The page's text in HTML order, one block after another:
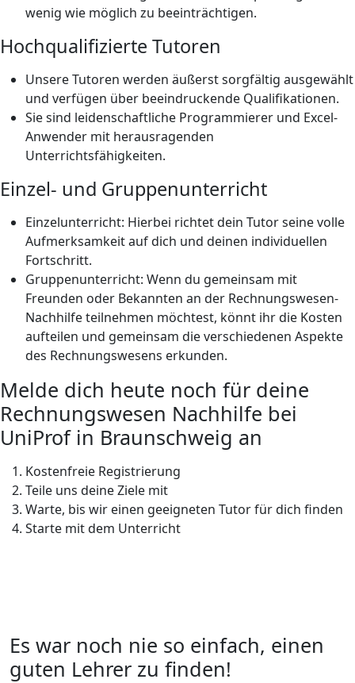
wenig wie möglich zu beeinträchtigen.
Hochqualifizierte Tutoren
Unsere Tutoren werden äußerst sorgfältig ausgewählt
und verfügen über beeindruckende Qualifikationen.
Sie sind leidenschaftliche Programmierer und Excel-
Anwender mit herausragenden
Unterrichtsfähigkeiten.
Einzel- und Gruppenunterricht
Einzelunterricht: Hierbei richtet dein Tutor seine volle
Aufmerksamkeit auf dich und deinen individuellen
Fortschritt.
Gruppenunterricht: Wenn du gemeinsam mit
Freunden oder Bekannten an der Rechnungswesen-
Nachhilfe teilnehmen möchtest, könnt ihr die Kosten
aufteilen und gemeinsam die verschiedenen Aspekte
des Rechnungswesens erkunden.
Melde dich heute noch für deine
Rechnungswesen Nachhilfe bei
UniProf in Braunschweig an
Kostenfreie Registrierung
Teile uns deine Ziele mit
Warte, bis wir einen geeigneten Tutor für dich finden
Starte mit dem Unterricht
Es war noch nie so einfach, einen
guten Lehrer zu finden!